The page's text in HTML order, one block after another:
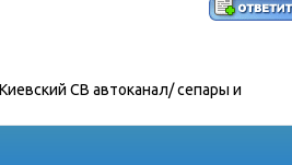
Киевский СВ автоканал/ сепары и